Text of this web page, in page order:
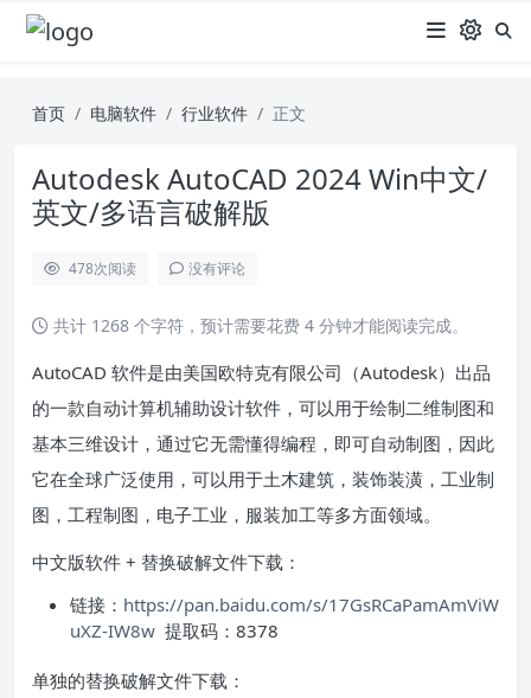
首页 电脑软件 行业软件 正文
Autodesk AutoCAD 2024 Win中文/
英文/多语言破解版
478次阅读 没有评论
共计 1268 个字符，预计需要花费 4 分钟才能阅读完成。
AutoCAD 软件是由美国欧特克有限公司（Autodesk）出品
的一款自动计算机辅助设计软件，可以用于绘制二维制图和
基本三维设计，通过它无需懂得编程，即可自动制图，因此
它在全球广泛使用，可以用于土木建筑，装饰装潢，工业制
图，工程制图，电子工业，服装加工等多方面领域。
中文版软件 + 替换破解文件下载：
链接： https://pan.baidu.com/s/17GsRCaPamAmViW
uXZ-IW8w 提取码：8378
单独的替换破解文件下载：